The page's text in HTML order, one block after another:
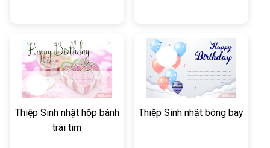
Thiệp Sinh nhật hộp bánh
trái tim
Thiệp Sinh nhật bóng bay